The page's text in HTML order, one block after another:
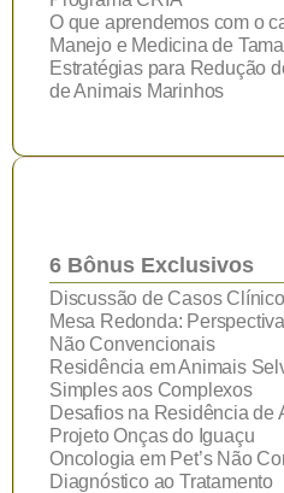
O que aprendemos com o
Manejo e Medicina de
Estratégias para Redução
de Animais Marinhos
6 Bônus Exclusivos
Discussão de Casos
Mesa Redonda:
Não Convencionais
Residência em Animais
Simples aos Complexos
Desafios na Residência de
Projeto Onças do Iguaçu
Oncologia em Pet’s Não
Diagnóstico ao Tratamento